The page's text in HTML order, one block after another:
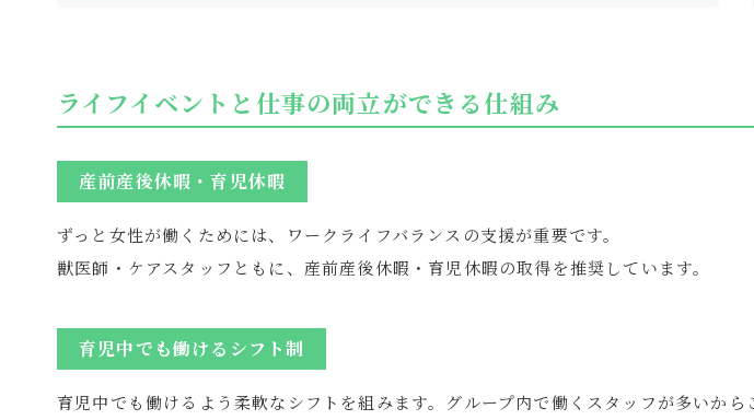
ライフイベントと仕事の両立ができる仕組み
産前産後休暇・育児休暇
ずっと女性が働くためには、ワークライフバランスの支援が重要です。
獣医師・ケアスタッフともに、産前産後休暇・育児休暇の取得を推奨しています。
育児中でも働けるシフト制
育児中でも働けるよう柔軟なシフトを組みます。グループ内で働くスタッフが多いか